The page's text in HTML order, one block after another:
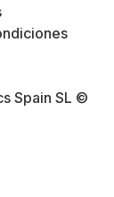
Spain SL ©